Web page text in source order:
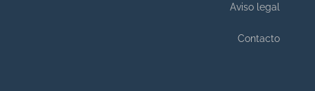
Aviso legal
Contacto